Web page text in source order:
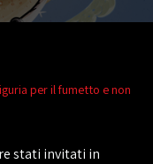
per il fumetto e non
stati invitati in